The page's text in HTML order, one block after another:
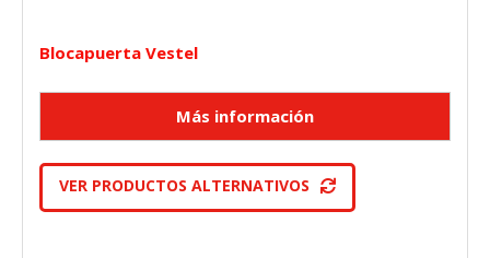
Blocapuerta Vestel
VER PRODUCTOS ALTERNATIVOS